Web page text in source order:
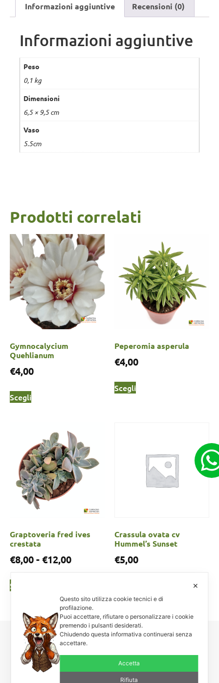
Informazioni aggiuntive Recensioni (0)
Informazioni aggiuntive
Peso
0,1 kg
Dimensioni
6,5 × 9,5 cm
Vaso
5.5cm
Prodotti correlati
Gymnocalycium
Quehlianum
€4,00
Scegli
Peperomia asperula
€4,00
Scegli
Graptoveria fred ives
crestata
€8,00- €12,00
Scegli
Crassula ovata cv
Hummel’s Sunset
€5,00
Carnosa & Spinosa
Piante grasse, succulente e cactacee – Via Teodora Bresciani, 40 –
25080 Manerba BS – P.I. 04796900985 – Tel/Fax +39 0365
654261
✕
Questo sito utilizza cookie tecnici e di
profilazione.
Puoi accettare, rifiutare o personalizzare i cookie
premendo i pulsanti desiderati.
Chiudendo questa informativa continuerai senza
accettare.
Accetta
Rifiuta